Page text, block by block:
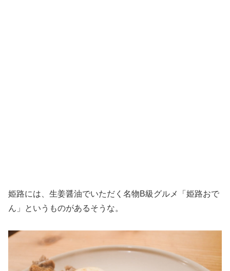
姫路には、生姜醤油でいただく名物B級グルメ「姫路おで
ん」というものがあるそうな。